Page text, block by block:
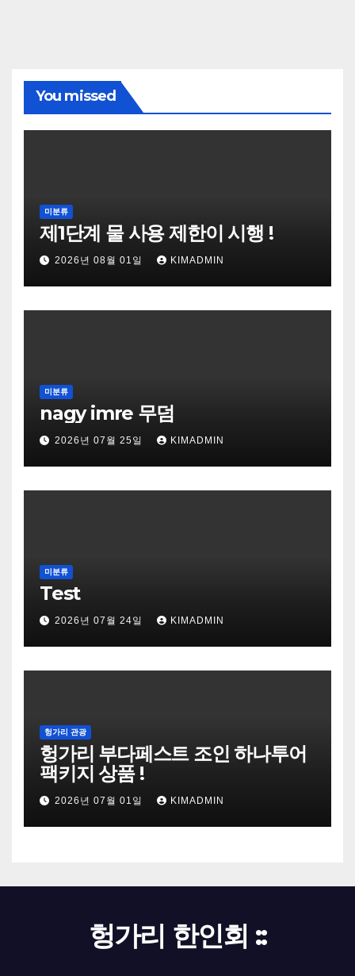
You missed
미분류
제1단계 물 사용 제한이 시행 !
2026년 08월 01일 KIMADMIN
미분류
nagy imre 무덤
2026년 07월 25일 KIMADMIN
미분류
Test
2026년 07월 24일 KIMADMIN
헝가리 관광
헝가리 부다페스트 조인 하나투어
팩키지 상품 !
2026년 07월 01일 KIMADMIN
헝가리 한인회 ::